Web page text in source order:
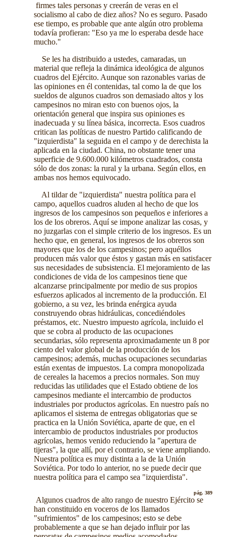
firmes tales personas y creerán de veras en el
socialismo al cabo de diez años? No es seguro. Pasado
ese tiempo, es probable que ante algún otro problema
todavía profieran: "Eso ya me lo esperaba desde hace
mucho."
Se les ha distribuido a ustedes, camaradas, un
material que refleja la dinámica ideológica de algunos
cuadros del Ejército. Aunque son razonables varias de
las opiniones en él contenidas, tal como la de que los
sueldos de algunos cuadros son demasiado altos y los
campesinos no miran esto con buenos ojos, la
orientación general que inspira sus opiniones es
inadecuada y su línea básica, incorrecta. Esos cuadros
critican las políticas de nuestro Partido calificando de
"izquierdista" la seguida en el campo y de derechista la
aplicada en la ciudad. China, no obstante tener una
superficie de 9.600.000 kilómetros cuadrados, consta
sólo de dos zonas: la rural y la urbana. Según ellos, en
ambas nos hemos equivocado.
Al tildar de "izquierdista" nuestra política para el
campo, aquellos cuadros aluden al hecho de que los
ingresos de los campesinos son pequeños e inferiores a
los de los obreros. Aquí se impone analizar las cosas, y
no juzgarlas con el simple criterio de los ingresos. Es un
hecho que, en general, los ingresos de los obreros son
mayores que los de los campesinos; pero aquéllos
producen más valor que éstos y gastan más en satisfacer
sus necesidades de subsistencia. El mejoramiento de las
condiciones de vida de los campesinos tiene que
alcanzarse principalmente por medio de sus propios
esfuerzos aplicados al incremento de la producción. El
gobierno, a su vez, les brinda enérgica ayuda
construyendo obras hidráulicas, concediéndoles
préstamos, etc. Nuestro impuesto agrícola, incluido el
que se cobra al producto de las ocupaciones
secundarias, sólo representa aproximadamente un 8 por
ciento del valor global de la producción de los
campesinos; además, muchas ocupaciones secundarias
están exentas de impuestos. La compra monopolizada
de cereales la hacemos a precios normales. Son muy
reducidas las utilidades que el Estado obtiene de los
campesinos mediante el intercambio de productos
industriales por productos agrícolas. En nuestro país no
aplicamos el sistema de entregas obligatorias que se
practica en la Unión Soviética, aparte de que, en el
intercambio de productos industriales por productos
agrícolas, hemos venido reduciendo la "apertura de
tijeras", la que allí, por el contrario, se viene ampliando.
Nuestra política es muy distinta a la de la Unión
Soviética. Por todo lo anterior, no se puede decir que
nuestra política para el campo sea "izquierdista".
pág. 389
Algunos cuadros de alto rango de nuestro Ejército se
han constituido en voceros de los llamados
"sufrimientos" de los campesinos; esto se debe
probablemente a que se han dejado influir por las